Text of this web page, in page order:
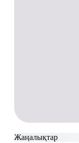
Жаңалықтар